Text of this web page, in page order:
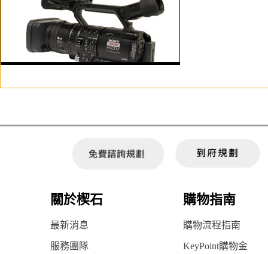
關於楔石 購物指南
最新消息 購物流程指南
服務團隊 KeyPoint購物金